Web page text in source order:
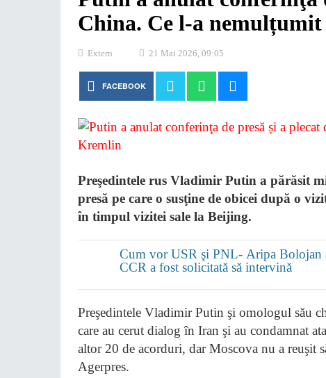
China. Ce l-a
Extern 21 Mai 2026, 09:05
FACEBOOK
Preşedintele rus Vladimir Putin a părăsit
presă pe care o susţine de obicei după o
în timpul vizitei sale la Beijing.
Cum vor USR şi PNL- Aripa Bolojan
CCR a fost solicitată să intervină
Preşedintele Vladimir Putin şi omologul său
care au cerut dialog în Iran şi au condamnat
altor 20 de acorduri, dar Moscova nu a reuşit
Agerpres.